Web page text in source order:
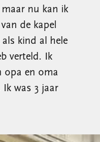
nu kan ik
de kapel
kind al hele
verteld. Ik
opa en oma
Ik was 3 jaar